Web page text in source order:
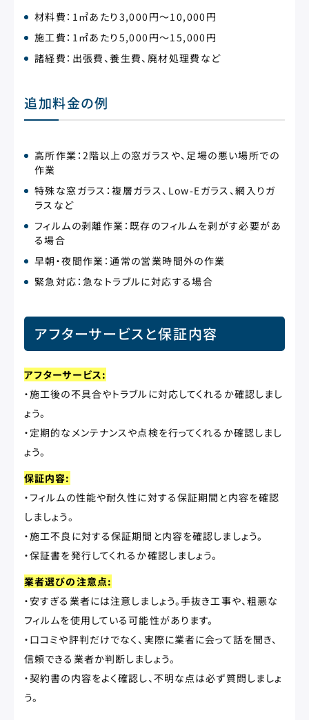
材料費：1㎡あたり3,000円～10,000円
施工費：1㎡あたり5,000円～15,000円
諸経費：出張費、養生費、廃材処理費など
追加料金の例
高所作業：2階以上の窓ガラスや、足場の悪い場所での
作業
特殊な窓ガラス：複層ガラス、Low-Eガラス、網入りガ
ラスなど
フィルムの剥離作業：既存のフィルムを剥がす必要があ
る場合
早朝・夜間作業：通常の営業時間外の作業
緊急対応：急なトラブルに対応する場合
アフターサービスと保証内容
アフターサービス:
・施工後の不具合やトラブルに対応してくれるか確認しまし
ょう。
・定期的なメンテナンスや点検を行ってくれるか確認しまし
ょう。
保証内容:
・フィルムの性能や耐久性に対する保証期間と内容を確認
しましょう。
・施工不良に対する保証期間と内容を確認しましょう。
・保証書を発行してくれるか確認しましょう。
業者選びの注意点:
・安すぎる業者には注意しましょう。手抜き工事や、粗悪な
フィルムを使用している可能性があります。
・口コミや評判だけでなく、実際に業者に会って話を聞き、
信頼できる業者か判断しましょう。
・契約書の内容をよく確認し、不明な点は必ず質問しましょ
う。